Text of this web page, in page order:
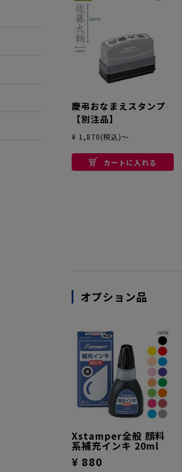
慶弔おなまえスタンプ
【別注品】
¥ 1,870(税込)～
カートに入れる
オプション品
Xstamper全般 顔料
系補充インキ 20ml
¥ 880